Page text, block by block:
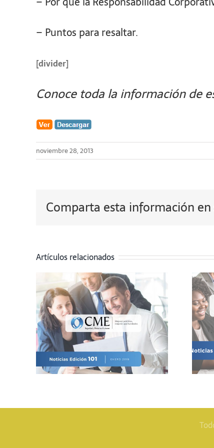
– Puntos para resaltar.
[divider]
Conoce toda la información de
noviembre 28, 2013
Comparta esta información
Artículos relacionados
Boletín Octubre
2018